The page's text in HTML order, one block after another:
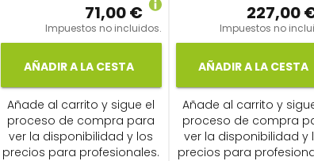
71,00 €
Impuestos no incluidos.
AÑADIR A LA CESTA
Añade al carrito y sigue el
proceso de compra para
ver la disponibilidad y los
precios para profesionales.
227,00
Impuestos no
AÑADIR A LA CESTA
Añade al carrito y
proceso de compra
ver la disponibilidad y
precios para